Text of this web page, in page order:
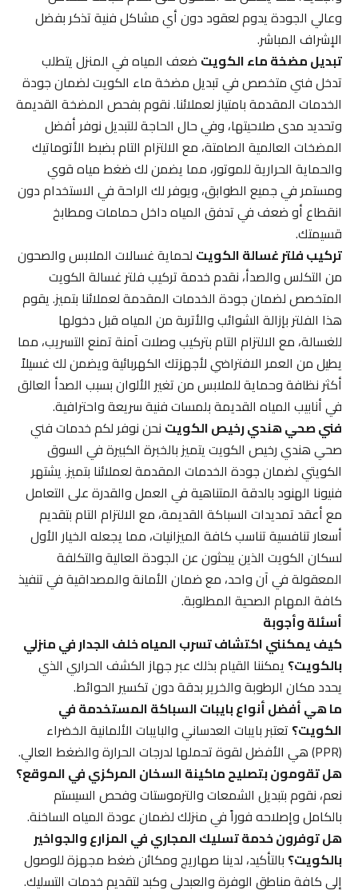
وعالي الجودة يدوم لعقود دون أي مشاكل فنية تذكر بفضل
الإشراف المباشر.
تبديل مضخة ماء الكويتضعف المياه في المنزل يتطلب
تدخل فني متخصص في تبديل مضخة ماء الكويت لضمان جودة
الخدمات المقدمة بامتياز لعملائنا. نقوم بفحص المضخة القديمة
وتحديد مدى صلاحيتها، وفي حال الحاجة للتبديل نوفر أفضل
المضخات العالمية الصامتة، مع الالتزام التام بضبط الأتوماتيك
والحماية الحرارية للموتور، مما يضمن لك ضغط مياه قوي
ومستمر في جميع الطوابق، ويوفر لك الراحة في الاستخدام دون
انقطاع أو ضعف في تدفق المياه داخل حمامات ومطابخ
قسيمتك.
تركيب فلتر غسالة الكويتلحماية غسالات الملابس والصحون
من التكلس والصدأ، نقدم خدمة تركيب فلتر غسالة الكويت
المتخصص لضمان جودة الخدمات المقدمة لعملائنا بتميز. يقوم
هذا الفلتر بإزالة الشوائب والأتربة من المياه قبل دخولها
للغسالة، مع الالتزام التام بتركيب وصلات آمنة تمنع التسريب، مما
يطيل من العمر الافتراضي لأجهزتك الكهربائية ويضمن لك غسيلاً
أكثر نظافة وحماية للملابس من تغير الألوان بسبب الصدأ العالق
في أنابيب المياه القديمة بلمسات فنية سريعة واحترافية.
فني صحي هندي رخيص الكويتنحن نوفر لكم خدمات فني
صحي هندي رخيص الكويت يتميز بالخبرة الكبيرة في السوق
الكويتي لضمان جودة الخدمات المقدمة لعملائنا بتميز. يشتهر
فنيونا الهنود بالدقة المتناهية في العمل والقدرة على التعامل
مع أعقد تمديدات السباكة القديمة، مع الالتزام التام بتقديم
أسعار تنافسية تناسب كافة الميزانيات، مما يجعله الخيار الأول
لسكان الكويت الذين يبحثون عن الجودة العالية والتكلفة
المعقولة في آن واحد، مع ضمان الأمانة والمصداقية في تنفيذ
كافة المهام الصحية المطلوبة.
أسئلة وأجوبة
كيف يمكنني اكتشاف تسرب المياه خلف الجدار في منزلي
بالكويت؟يمكننا القيام بذلك عبر جهاز الكشف الحراري الذي
يحدد مكان الرطوبة والخرير بدقة دون تكسير الحوائط.
ما هي أفضل أنواع بايبات السباكة المستخدمة في
الكويت؟تعتبر بايبات العدساني والبايبات الألمانية الخضراء
هل تقومون بتصليح ماكينة السخان المركزي في الموقع؟
نعم، نقوم بتبديل الشمعات والترموستات وفحص السيستم
بالكامل وإصلاحه فوراً في منزلك لضمان عودة المياه الساخنة.
هل توفرون خدمة تسليك المجاري في المزارع والجواخير
بالكويت؟بالتأكيد، لدينا صهاريج ومكائن ضغط مجهزة للوصول
إلى كافة مناطق الوفرة والعبدلي وكبد لتقديم خدمات التسليك.